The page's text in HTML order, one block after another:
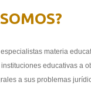
materia
educativas a
a sus problemas